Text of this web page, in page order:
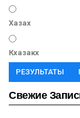
Хазах
Кхазакх
РЕЗУЛЬТАТЫ
Свежие